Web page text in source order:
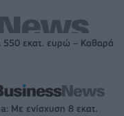
550 εκατ. ευρώ – Καθαρά
Με ενίσχυση 8 εκατ.